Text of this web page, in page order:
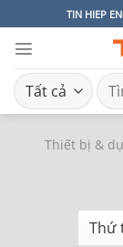
qua
nội
dung
TIN HIEP
Tìm
kiếm:
Thiết bị &